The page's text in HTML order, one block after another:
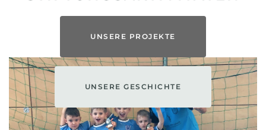
UNSERE PROJEKTE
UNSERE GESCHICHTE